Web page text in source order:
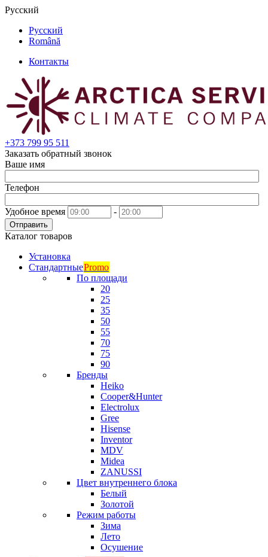
Русский
Русский
Română
Контакты
+373 799 95 511
Заказать обратный звонок
Ваше имя
Телефон
Удобное время -
Отправить
Каталог товаров
Установка
СтандартныеPromo
По площади
20
25
35
50
55
70
75
90
Бренды
Heiko
Cooper&Hunter
Electrolux
Gree
Hisense
Inventor
MDV
Midea
ZANUSSI
Цвет внутреннего блока
Белый
Золотой
Режим работы
Зима
Лето
Осушение